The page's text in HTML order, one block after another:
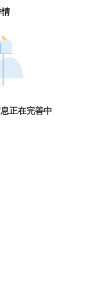
正在完善中